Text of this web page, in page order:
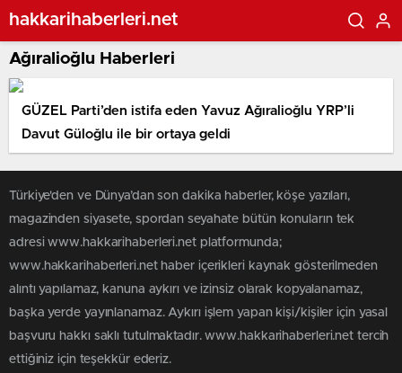
hakkarihaberleri.net
Ağıralioğlu Haberleri
GÜZEL Parti’den istifa eden Yavuz Ağıralioğlu YRP’li
Davut Güloğlu ile bir ortaya geldi
Türkiye'den ve Dünya’dan son dakika haberler, köşe yazıları,
magazinden siyasete, spordan seyahate bütün konuların tek
adresi www.hakkarihaberleri.net platformunda;
www.hakkarihaberleri.net haber içerikleri kaynak gösterilmeden
alıntı yapılamaz, kanuna aykırı ve izinsiz olarak kopyalanamaz,
başka yerde yayınlanamaz. Aykırı işlem yapan kişi/kişiler için yasal
başvuru hakkı saklı tutulmaktadır. www.hakkarihaberleri.net tercih
ettiğiniz için teşekkür ederiz.